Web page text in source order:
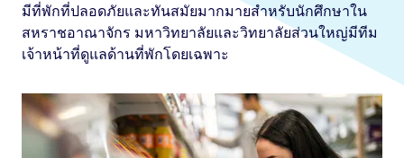
มีที่พักที่ปลอดภัยและทันสมัยมากมายสำหรับนักศึกษาใน
สหราชอาณาจักร มหาวิทยาลัยและวิทยาลัยส่วนใหญ่มีทีม
เจ้าหน้าที่ดูแลด้านที่พักโดยเฉพาะ